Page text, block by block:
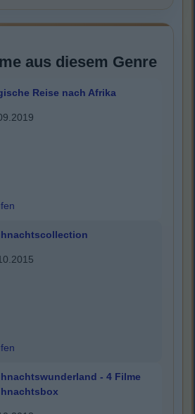
aus diesem Genre
Reise nach Afrika
- 4 Filme